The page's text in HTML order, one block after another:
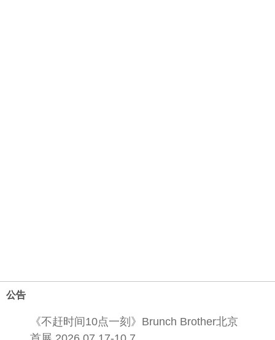
公告
《不赶时间10点一刻》Brunch Brother北京